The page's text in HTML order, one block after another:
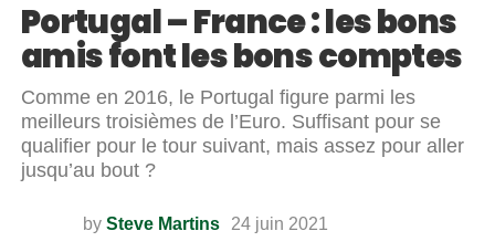
Portugal – France : les bons
amis font les bons comptes
Comme en 2016, le Portugal figure parmi les
meilleurs troisièmes de l’Euro. Suffisant pour se
qualifier pour le tour suivant, mais assez pour aller
jusqu’au bout ?
by Steve Martins 24 juin 2021